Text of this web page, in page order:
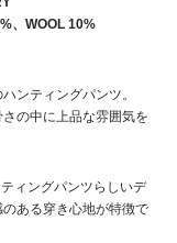
、WOOL 10%
ンティングパンツ。
の中に上品な雰囲気を
ィングパンツらしいデ
ある穿き心地が特徴で